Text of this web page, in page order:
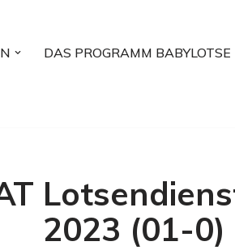
DAS PROGRAMM BABYLOTSE
2023 (01-0)